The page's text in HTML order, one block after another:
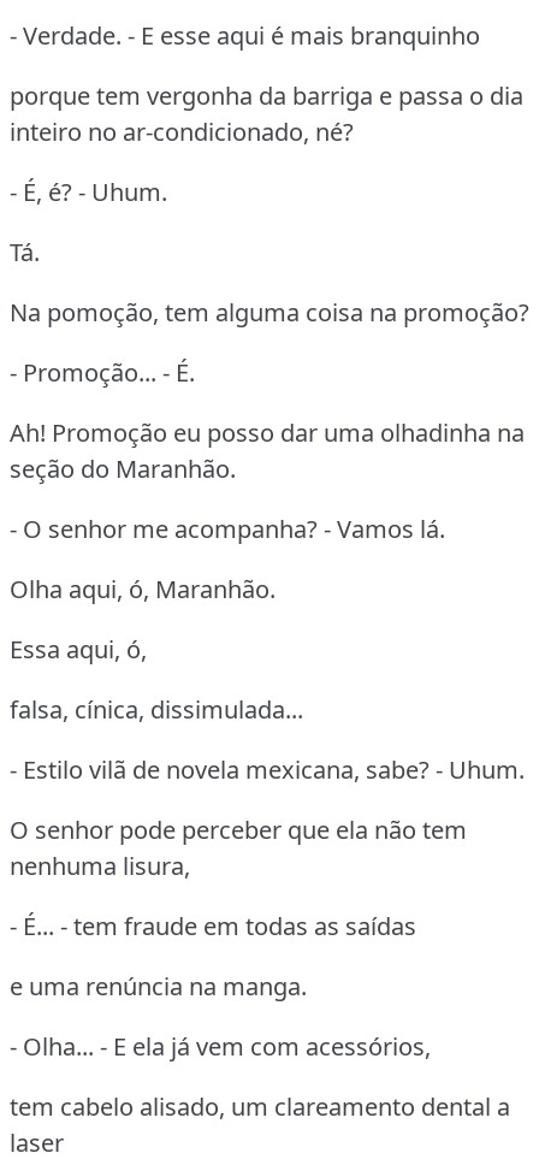
- Verdade. - E esse aqui é mais branquinho
porque tem vergonha da barriga e passa o dia
inteiro no ar-condicionado, né?
- É, é? - Uhum.
Tá.
Na pomoção, tem alguma coisa na promoção?
- Promoção... - É.
Ah! Promoção eu posso dar uma olhadinha na
seção do Maranhão.
- O senhor me acompanha? - Vamos lá.
Olha aqui, ó, Maranhão.
Essa aqui, ó,
falsa, cínica, dissimulada...
- Estilo vilã de novela mexicana, sabe? - Uhum.
O senhor pode perceber que ela não tem
nenhuma lisura,
- É... - tem fraude em todas as saídas
e uma renúncia na manga.
- Olha... - E ela já vem com acessórios,
tem cabelo alisado, um clareamento dental a
laser